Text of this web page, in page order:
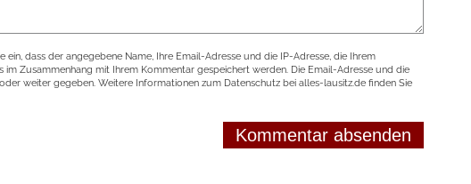
dass der angegebene Name, Ihre Email-Adresse und die IP-Adresse, die Ihrem
im Zusammenhang mit Ihrem Kommentar gespeichert werden. Die Email-Adresse und die
weiter gegeben. Weitere Informationen zum Datenschutz bei alles-lausitz.de finden Sie